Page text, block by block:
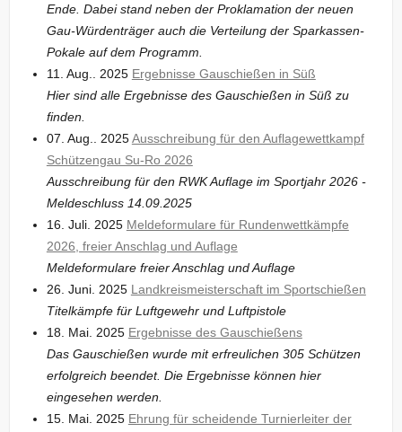
Ende. Dabei stand neben der Proklamation der neuen
Gau-Würdenträger auch die Verteilung der Sparkassen-
Pokale auf dem Programm.
11. Aug.. 2025 Ergebnisse Gauschießen in Süß
Hier sind alle Ergebnisse des Gauschießen in Süß zu
finden.
07. Aug.. 2025Ausschreibung für den Auflagewettkampf
Schützengau Su-Ro 2026
Ausschreibung für den RWK Auflage im Sportjahr 2026 -
Meldeschluss 14.09.2025
16. Juli. 2025 Meldeformulare für Rundenwettkämpfe
2026, freier Anschlag und Auflage
Meldeformulare freier Anschlag und Auflage
26. Juni. 2025 Landkreismeisterschaft im Sportschießen
Titelkämpfe für Luftgewehr und Luftpistole
18. Mai. 2025 Ergebnisse des Gauschießens
Das Gauschießen wurde mit erfreulichen 305 Schützen
erfolgreich beendet. Die Ergebnisse können hier
eingesehen werden.
15. Mai. 2025 Ehrung für scheidende Turnierleiter der